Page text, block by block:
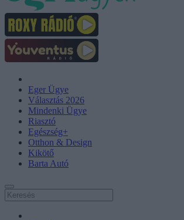
Eger Ügye
Választás 2026
Mindenki Ügye
Riasztó
Egészség+
Otthon & Design
Kikötő
Barta Autó